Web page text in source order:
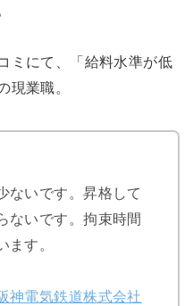
ミにて、「給料水準が低
現業職。
ないです。昇格して
ないです。拘束時間
ます。
神電気鉄道株式会社